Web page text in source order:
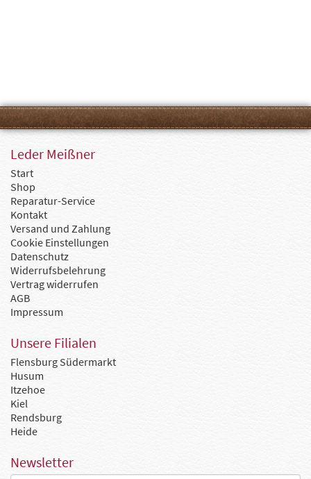
Leder Meißner
Start
Shop
Reparatur-Service
Kontakt
Versand und Zahlung
Cookie Einstellungen
Datenschutz
Widerrufsbelehrung
Vertrag widerrufen
AGB
Impressum
Unsere Filialen
Flensburg Südermarkt
Husum
Itzehoe
Kiel
Rendsburg
Heide
Newsletter